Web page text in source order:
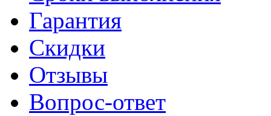
Гарантия
Скидки
Отзывы
Вопрос-ответ